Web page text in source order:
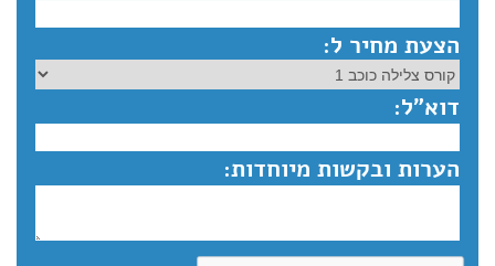
הצעת מחיר ל:
דוא”ל:
הערות ובקשות מיוחדות: